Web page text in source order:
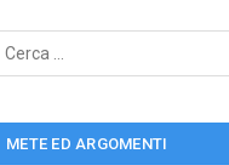
METE ED ARGOMENTI